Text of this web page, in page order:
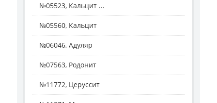
№05523, Кальцит ...
№05560, Кальцит
№06046, Адуляр
№07563, Родонит
№11772, Церуссит